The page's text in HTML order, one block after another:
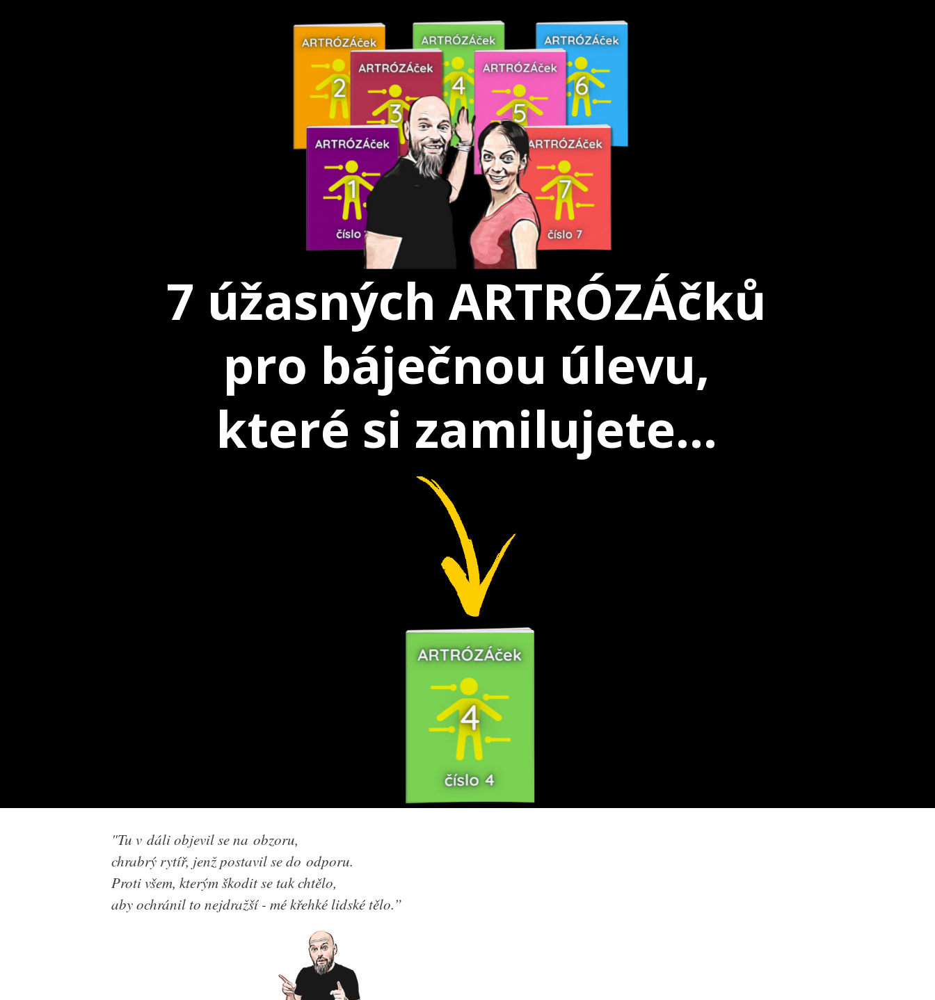
7 úžasných ARTRÓZÁčků
pro báječnou úlevu,
které si zamilujete...
"Tu v dáli objevil se na obzoru,
chrabrý rytíř, jenž postavil se do odporu.
Proti všem, kterým škodit se tak chtělo,
aby ochránil to nejdražší - mé křehké lidské tělo.”